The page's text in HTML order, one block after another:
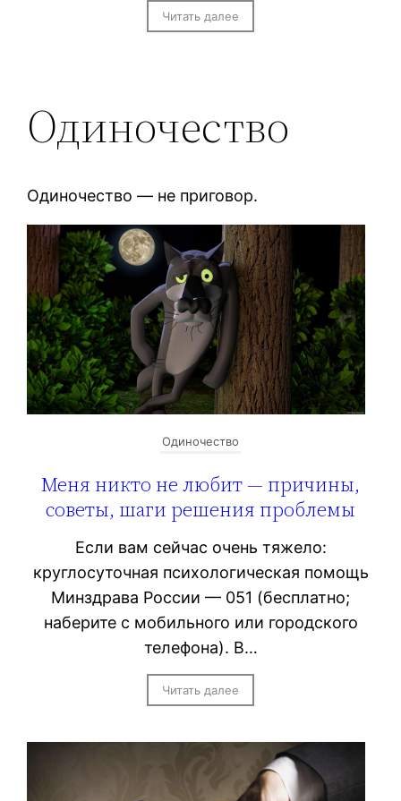
Читать далее
Одиночество
Одиночество — не приговор.
Одиночество
Меня никто не любит — причины,
советы, шаги решения проблемы
Если вам сейчас очень тяжело:
круглосуточная психологическая помощь
Минздрава России — 051 (бесплатно;
наберите с мобильного или городского
телефона). В…
Читать далее